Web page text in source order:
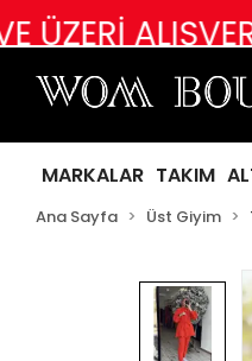
MARKALAR TAKIM
Ana Sayfa Üst Giyim